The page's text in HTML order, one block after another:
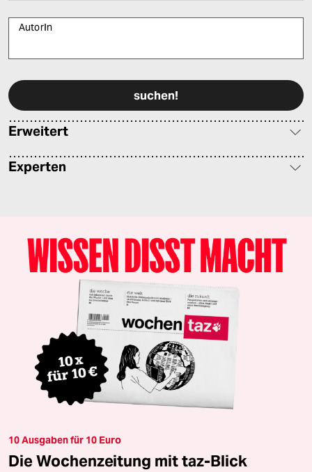
AutorIn
Erweitert
Experten
10 Ausgaben für 10 Euro
Die Wochenzeitung mit taz-Blick